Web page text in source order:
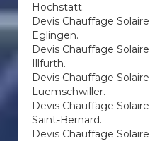
Hochstatt.
Devis Chauffage
Eglingen.
Devis Chauffage
Illfurth.
Devis Chauffage
Luemschwiller.
Devis Chauffage
Saint-Bernard.
Devis Chauffage